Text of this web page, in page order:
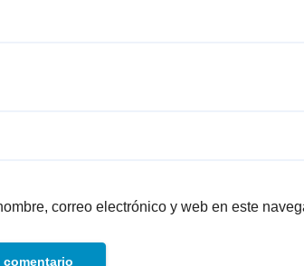
correo electrónico y web en este